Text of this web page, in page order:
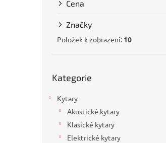
Cena
Značky
Položek k zobrazení: 10
kategorie
Kategorie
Kytary
Akustické kytary
Klasické kytary
Elektrické kytary